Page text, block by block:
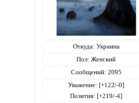
Откуда: Украина
Пол: Женский
Сообщений: 2095
Уважение: [+122/-0]
Позитив: [+219/-4]